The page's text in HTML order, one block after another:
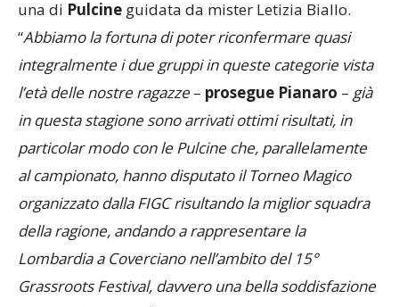
squadra diEsordientiguidata da mister Corti e
una diPulcineguidata da mister Letizia Biallo.
“Abbiamo la fortuna di poter riconfermare quasi
integralmente i due gruppi in queste categorie vista
l’età delle nostre ragazze–prosegue Pianaro–
in questa stagione sono arrivati ottimi risultati, in
particolar modo con le Pulcine che, parallelamente
al campionato, hanno disputato il Torneo Magico
organizzato dalla FIGC risultando la miglior squadra
della ragione, andando a rappresentare la
Lombardia a Coverciano nell’ambito del 15°